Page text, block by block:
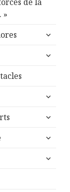
ouvrir
sous-
ouvrir
ouvrir
sous-
ouvrir
sous-
ouvrir
sous-
ouvrir